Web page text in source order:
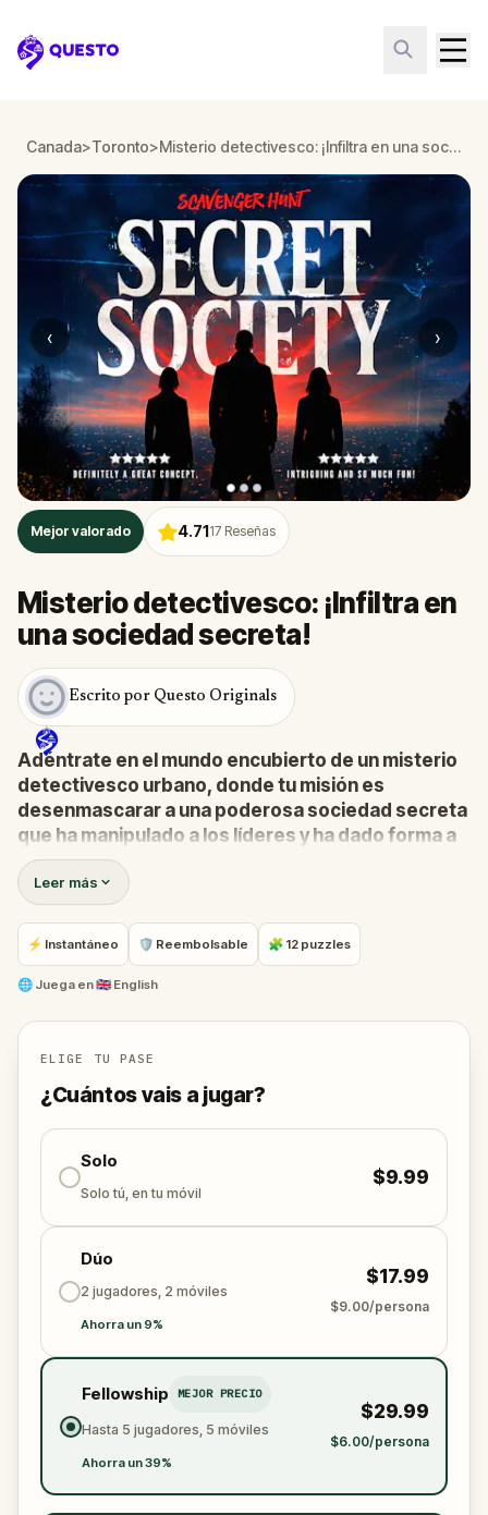
Questo
Canada>Toronto> Misterio detectivesco: ¡Infiltra en una sociedad secreta!
‹ ›
Mejor valorado 4.7117 Reseñas
Misterio detectivesco: ¡Infiltra en
una sociedad secreta!
Escrito por Questo Originals
Adéntrate en el mundo encubierto de un misterio
detectivesco urbano, donde tu misión es
desenmascarar a una poderosa sociedad secreta
que ha manipulado a los líderes y ha dado forma a
los acontecimientos mundiales desde las
sombras durante siglos.
Un informante ha aparecido con información
explosiva, que te atrae a un juego de engaño y
descubrimiento de alto riesgo.
Tu tarea:seguir las pistas, descifrar los códigos y
¿Serás tú quien desenmascare a la sociedad y
revele la verdad?
Ah... y cuando lo hagas, no olvides dar las gracias.
Leer más
⚡ Instantáneo 🛡 Reembolsable 🧩 12 puzzles
🌐 Juega en🇬🇧 English
ELIGE TU PASE
¿Cuántos vais a jugar?
Solo
Solo tú, en tu móvil
$9.99
Dúo
2 jugadores, 2 móviles
Ahorra un 9%
$17.99
$9.00/persona
Fellowship MEJOR PRECIO
Hasta 5 jugadores, 5 móviles
Ahorra un 39%
$29.99
$6.00/persona